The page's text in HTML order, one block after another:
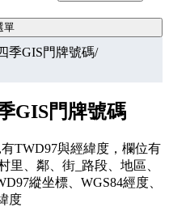
單
季GIS門牌號碼/
GIS門牌號碼
TWD97與經緯度，欄位有
里、鄰、街_路段、地區、
縱坐標、WGS84經度、
度